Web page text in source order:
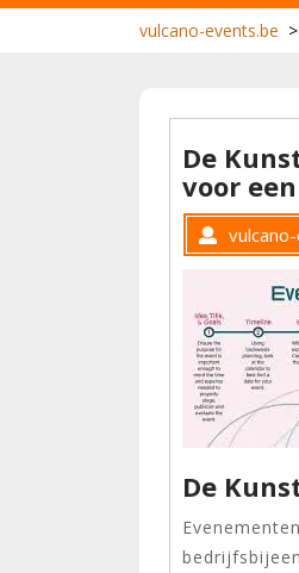
vulcano-events.be >
De
voor
De